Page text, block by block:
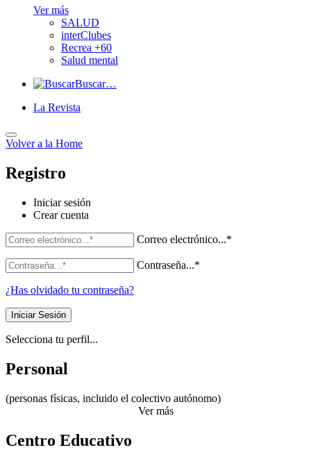
Ver más
SALUD
interClubes
Recrea +60
Salud mental
Buscar…
La Revista
Volver a la Home
Registro
Iniciar sesión
Crear cuenta
Formulario
de
inicio
de
sesión
Correo electrónico...*
Contraseña...*
¿Has olvidado tu contraseña?
Selecciona tu perfil...
Personal
(personas físicas, incluido el colectivo autónomo)
Ver más
Centro Educativo